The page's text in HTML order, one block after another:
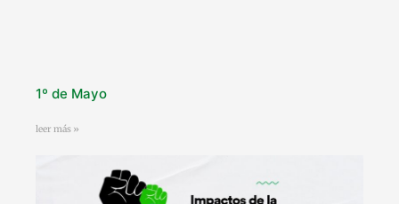
1º de Mayo
leer más »